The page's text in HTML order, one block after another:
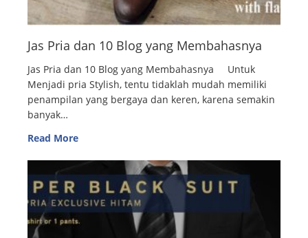
Jas Pria dan 10 Blog yang Membahasnya
Jas Pria dan 10 Blog yang Membahasnya Untuk
Menjadi pria Stylish, tentu tidaklah mudah memiliki
penampilan yang bergaya dan keren, karena semakin
banyak…
Read More